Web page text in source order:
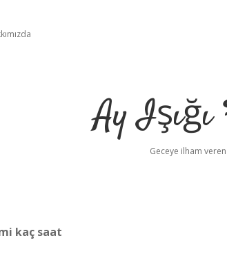
Ay
Geceye ilham
kaç saat